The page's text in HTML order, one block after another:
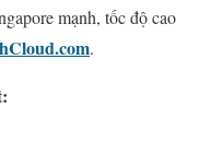
mạnh, tốc độ cao
.